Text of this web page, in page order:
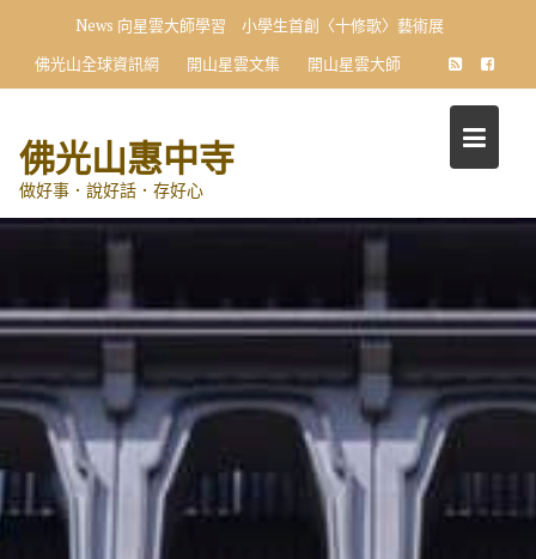
content
News 向星雲大師學習 小學生首創〈十修歌〉藝術展
佛光山全球資訊網
開山星雲文集 開山星雲大師
佛光山惠中寺
做好事．說好話．存好心